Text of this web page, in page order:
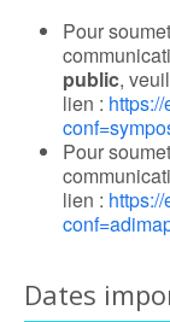
Pour
public,
lien :
Pour
lien :
Dates